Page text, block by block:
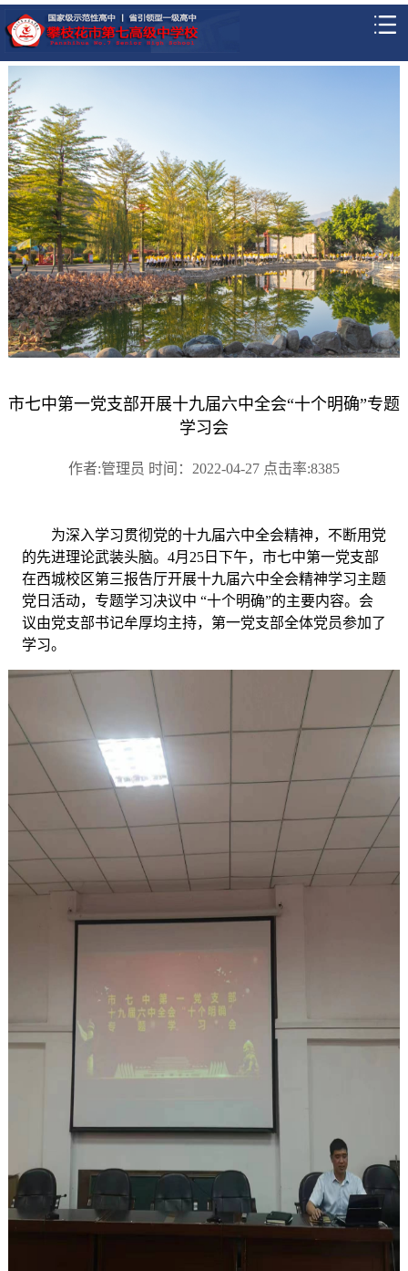
市七中第一党支部开展十九届六中全会“十个明确”专题
学习会
作者:管理员 时间：2022-04-27 点击率:8385
为深入学习贯彻党的十九届六中全会精神，不断用党
的先进理论武装头脑。 4月25日下午，市七中第一党支部
在西城校区第三报告厅开展十九届六中全会精神学习主题
党日活动，专题学习决议中 “十个明确”的主要内容。会
议由党支部书记牟厚均主持，第一党支部全体党员参加了
学习。